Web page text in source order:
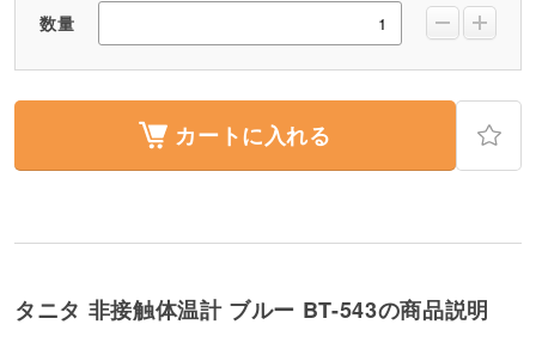
数量
カートに入れる
タニタ 非接触体温計 ブルー BT-543の商品説明